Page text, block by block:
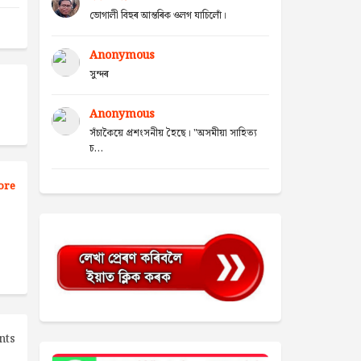
ভোগালী বিহুৰ আন্তৰিক ওলগ যাচিলোঁ।
Anonymous
সুন্দৰ
Anonymous
সঁচাকৈয়ে প্ৰশংসনীয় হৈছে। "অসমীয়া সাহিত্য
চ...